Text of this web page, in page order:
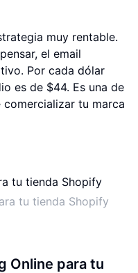
muy rentable.
el email
Por cada dólar
es de $44. Es una de
tu marca
tu tienda Shopify
Online para tu